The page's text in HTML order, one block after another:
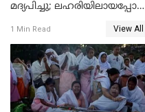
മദ്യപിച്ചു; ലഹരിയിലായപ്പോൾ
പലവട്ടം അടിച്ചു;
നിലവിളിച്ചപ്പോൾ മുഖത്ത്
തലയിണ വച്ചമർത്തി;
അരുംകൊലയിൽ യുവാവും
യുവതിയും പിടിയിൽ
1 Min Read View All